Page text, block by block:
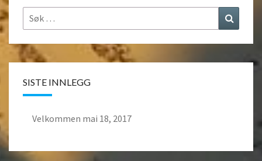
Søk
etter:
SISTE INNLEGG
Velkommen mai 18, 2017